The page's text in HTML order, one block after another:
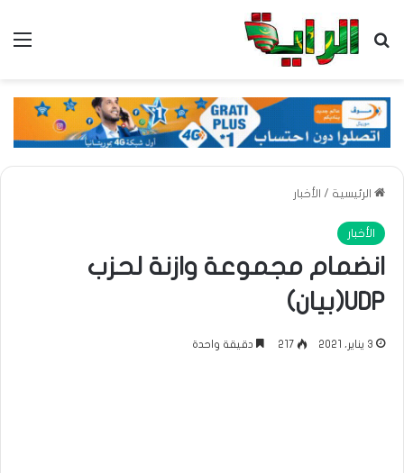
بحث عن
الرئيسية / الأخبار
الأخبار
انضمام مجموعة وازنة لحزب
UDP(بيان)
3 يناير، 2021 217 دقيقة واحدة